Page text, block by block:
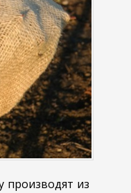
производят из